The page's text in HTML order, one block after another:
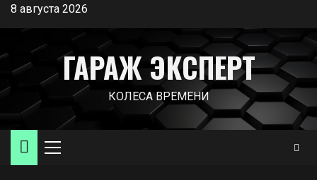
Перейти
содержимому
8 августа 2026
ГАРАЖ ЭКСПЕРТ
КОЛЕСА ВРЕМЕНИ
Основное